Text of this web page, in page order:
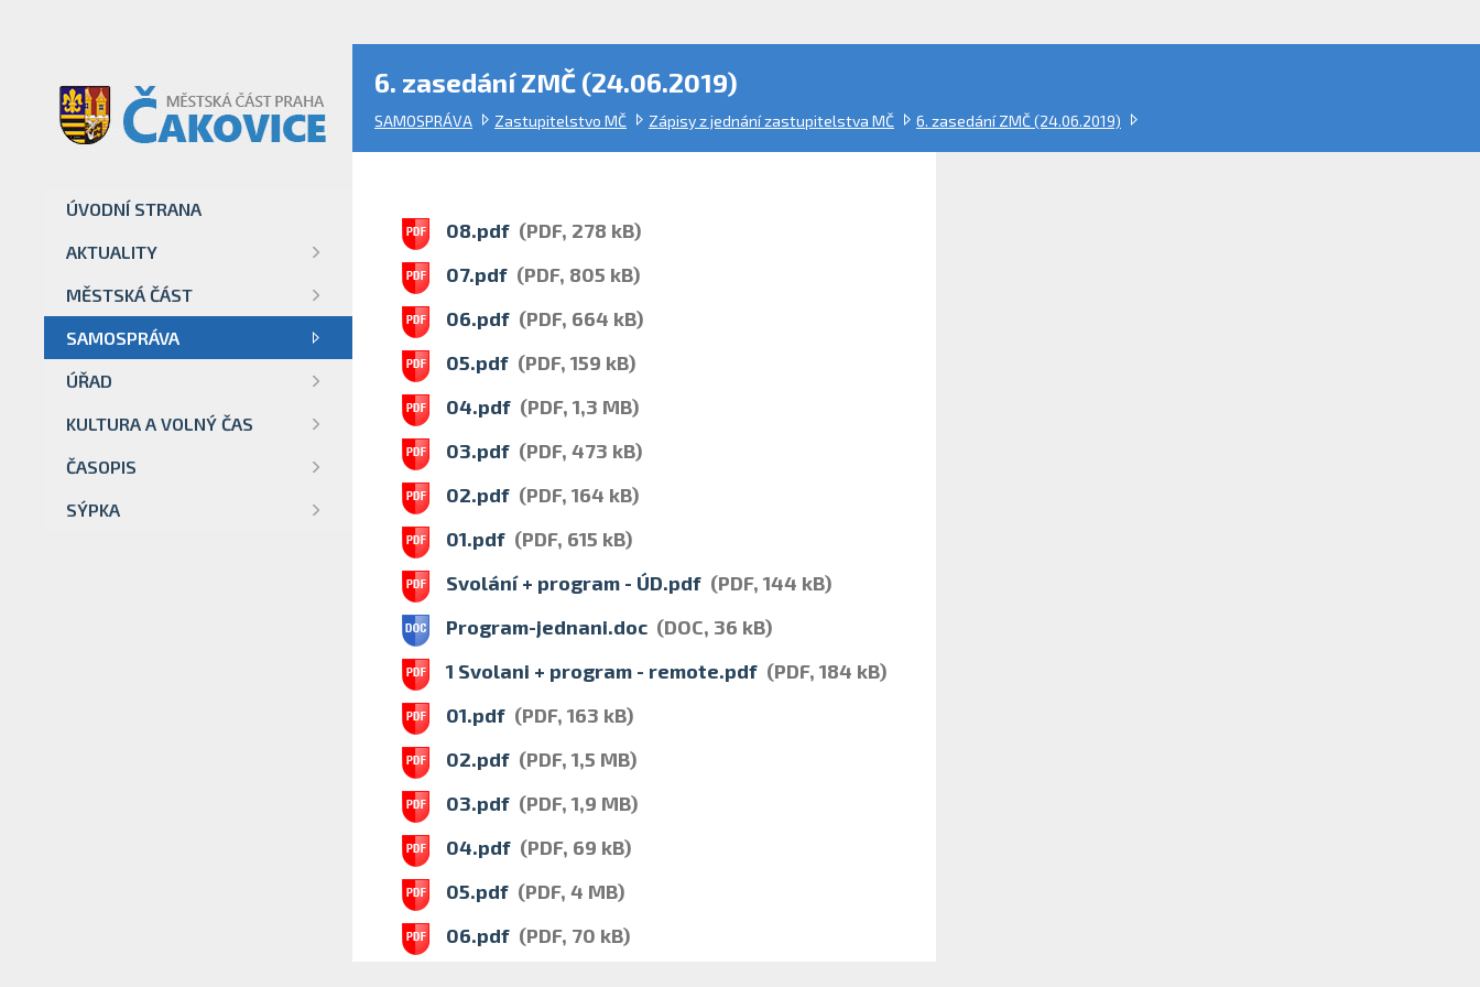
6. zasedání ZMČ (24.06.2019)
SAMOSPRÁVA Zastupitelstvo MČ Zápisy z jednání zastupitelstva MČ 6. zasedání ZMČ (24.06.2019)
ÚVODNÍ STRANA
AKTUALITY
MĚSTSKÁ ČÁST
SAMOSPRÁVA
ÚŘAD
KULTURA A VOLNÝ ČAS
ČASOPIS
SÝPKA
08.pdf (PDF, 278 kB)
07.pdf (PDF, 805 kB)
06.pdf (PDF, 664 kB)
05.pdf (PDF, 159 kB)
04.pdf (PDF, 1,3 MB)
03.pdf (PDF, 473 kB)
02.pdf (PDF, 164 kB)
01.pdf (PDF, 615 kB)
Svolání + program - ÚD.pdf (PDF, 144 kB)
Program-jednani.doc (DOC, 36 kB)
1 Svolani + program - remote.pdf (PDF, 184 kB)
01.pdf (PDF, 163 kB)
02.pdf (PDF, 1,5 MB)
03.pdf (PDF, 1,9 MB)
04.pdf (PDF, 69 kB)
05.pdf (PDF, 4 MB)
06.pdf (PDF, 70 kB)